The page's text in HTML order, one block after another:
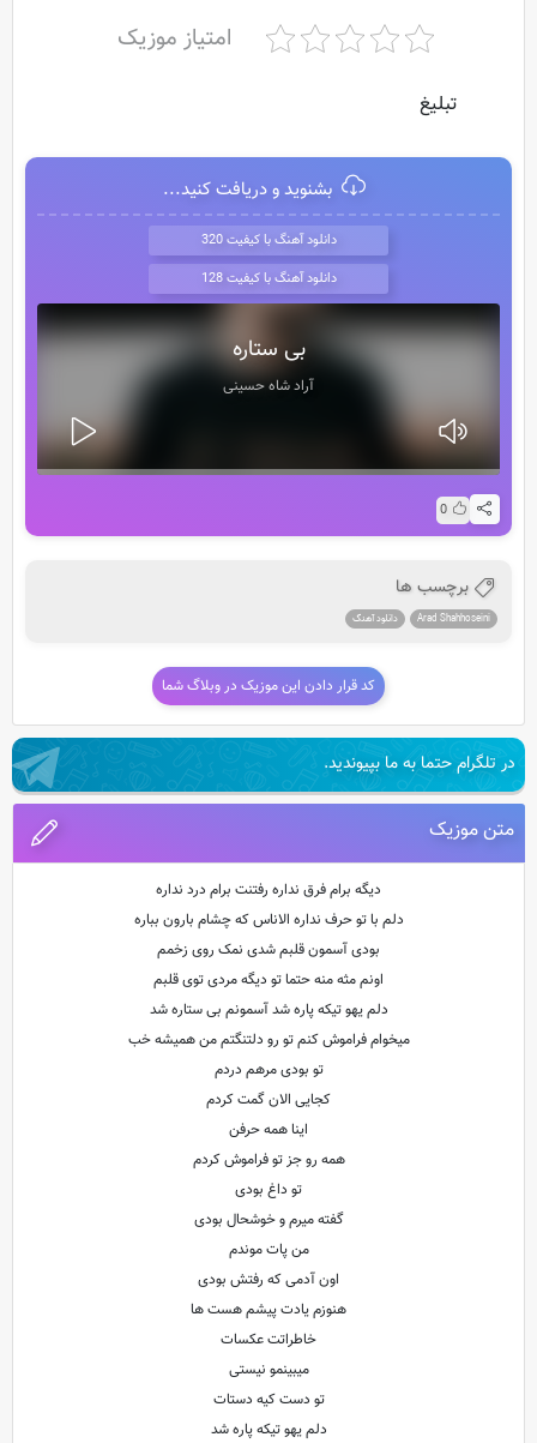
امتیاز موزیک
تبلیغ
بشنوید و دریافت کنید...
دانلود آهنگ با کیفیت 320
دانلود آهنگ با کیفیت 128
بی ستاره
آراد شاه حسینی
0
برچسب ها
Arad Shahhoseini دانلود آهنگ
کد قرار دادن این موزیک در وبلاگ شما
در تلگرام حتما به ما بپیوندید.
متن موزیک
دیگه برام فرق نداره رفتنت برام درد نداره
دلم با تو حرف نداره الاناس که چشام بارون بباره
بودی آسمون قلبم شدی نمک روی زخمم
اونم مثه منه حتما تو دیگه مردی توی قلبم
دلم یهو تیکه پاره شد آسمونم بی ستاره شد
میخوام فراموش کنم تو رو دلتنگتم من همیشه خب
تو بودی مرهم دردم
کجایی الان گمت کردم
اینا همه حرفن
همه رو جز تو فراموش کردم
تو داغ بودی
گفته میرم و خوشحال بودی
من پات موندم
اون آدمی که رفتش بودی
هنوزم یادت پیشم هست ها
خاطراتت عکسات
میبینمو نیستی
تو دست کیه دستات
دلم یهو تیکه پاره شد